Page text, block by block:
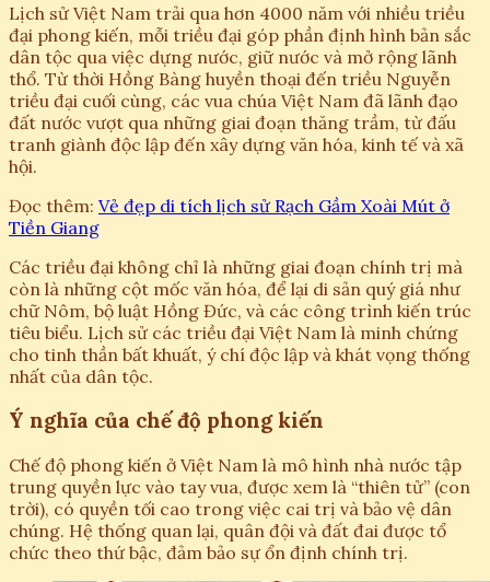
Lịch sử Việt Nam trải qua hơn 4000 năm với nhiều triều
đại phong kiến, mỗi triều đại góp phần định hình bản sắc
dân tộc qua việc dựng nước, giữ nước và mở rộng lãnh
thổ. Từ thời Hồng Bàng huyền thoại đến triều Nguyễn
triều đại cuối cùng, các vua chúa Việt Nam đã lãnh đạo
đất nước vượt qua những giai đoạn thăng trầm, từ đấu
tranh giành độc lập đến xây dựng văn hóa, kinh tế và xã
hội.
Đọc thêm: Vẻ đẹp di tích lịch sử Rạch Gầm Xoài Mút ở
Tiền Giang
Các triều đại không chỉ là những giai đoạn chính trị mà
còn là những cột mốc văn hóa, để lại di sản quý giá như
chữ Nôm, bộ luật Hồng Đức, và các công trình kiến trúc
tiêu biểu. Lịch sử các triều đại Việt Nam là minh chứng
cho tinh thần bất khuất, ý chí độc lập và khát vọng thống
nhất của dân tộc.
Ý nghĩa của chế độ phong kiến
Chế độ phong kiến ở Việt Nam là mô hình nhà nước tập
trung quyền lực vào tay vua, được xem là “thiên tử” (con
trời), có quyền tối cao trong việc cai trị và bảo vệ dân
chúng. Hệ thống quan lại, quân đội và đất đai được tổ
chức theo thứ bậc, đảm bảo sự ổn định chính trị.